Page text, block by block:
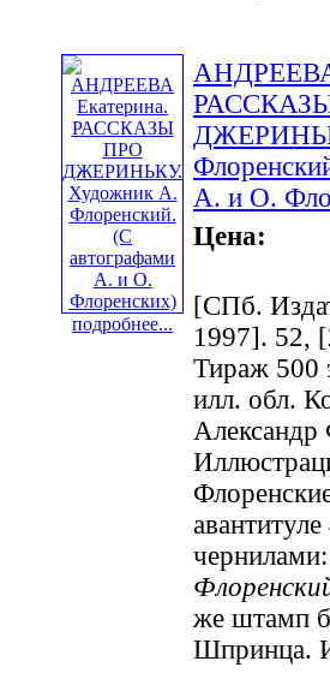
подробнее...
АНДРЕЕВА
А. и О.
Цена:
[СПб.
1997]. 52,
Тираж 500
илл. обл.
Александр
же штамп
Шпринца.